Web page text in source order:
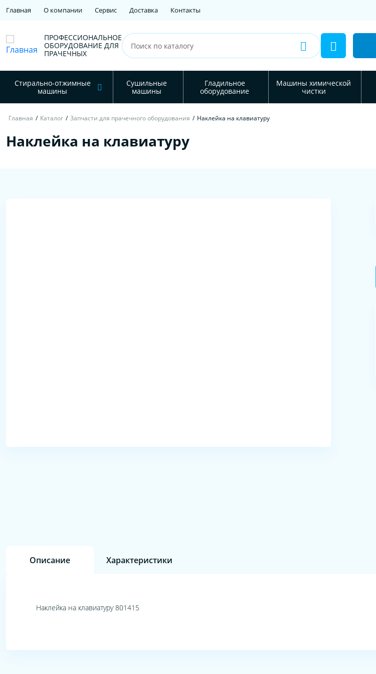
Главная О компании Сервис Доставка Контакты
ПРОФЕССИОНАЛЬНОЕ
ОБОРУДОВАНИЕ ДЛЯ
ПРАЧЕЧНЫХ
Стирально-отжимные
машины
Сушильные
машины
Гладильное
оборудование
Машины химической
чистки
Главная / Каталог / Запчасти для прачечного оборудования / Наклейка на клавиатуру
Наклейка на клавиатуру
Описание Характеристики
Наклейка на клавиатуру 801415